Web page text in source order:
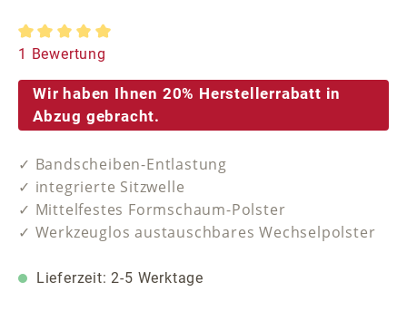
Durchschnittliche Bewertung von 5 von 5 Sternen
1 Bewertung
Wir haben Ihnen 20% Herstellerrabatt in
Abzug gebracht.
✓ Bandscheiben-Entlastung
✓ integrierte Sitzwelle
✓ Mittelfestes Formschaum-Polster
✓ Werkzeuglos austauschbares Wechselpolster
Lieferzeit: 2-5 Werktage